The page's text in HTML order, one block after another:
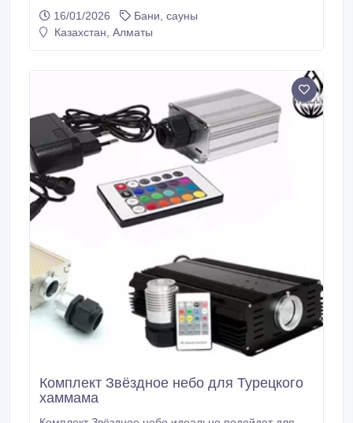
дровяная печь – это вершина технического
совершенства, экономически выгодное и элегантное
16/01/2026
Бани, сауны
Казахстан, Алматы
Комплект Звёздное небо для Турецкого
хаммама